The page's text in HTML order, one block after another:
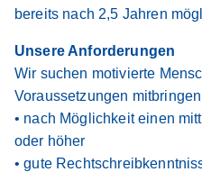
bereits nach 2,5 Jahren
Unsere Anforderungen
Wir suchen motivierte
Voraussetzungen
• nach Möglichkeit einen
oder höher
• gute